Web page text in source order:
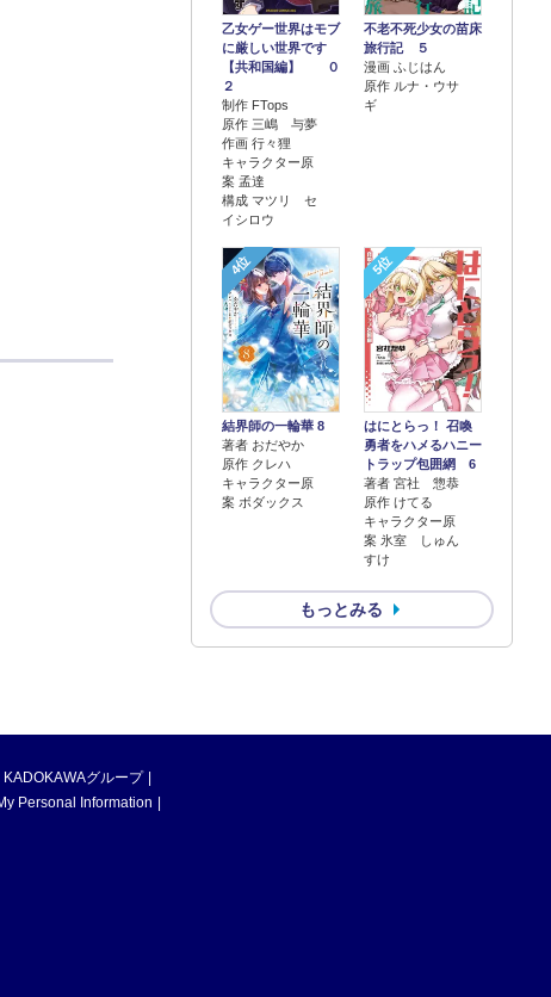
乙女ゲー世界はモブ
に厳しい世界です
【共和国編】 ０
２
制作 FTops
原作 三嶋 与夢
作画 行々狸
キャラクター原
案 孟達
構成 マツリ セ
イシロウ
不老不死少女の苗床
旅行記 ５
漫画 ふじはん
原作 ルナ・ウサ
ギ
4位
結界師の一輪華 8
著者 おだやか
原作 クレハ
キャラクター原
案 ボダックス
5位
はにとらっ！ 召喚
勇者をハメるハニー
トラップ包囲網 6
著者 宮社 惣恭
原作 けてる
キャラクター原
案 氷室 しゅん
すけ
もっとみる
KADOKAWAグループ
Personal Information